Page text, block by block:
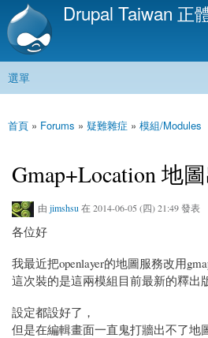
移
內
Drupal Taiwan 正
主選單
選單
您在這裡
首頁 » Forums » 疑難雜症 » 模組/Modules
Gmap+Location 地
由jimshsu 在 2014-06-05 (四) 21:49 發表
各位好
我最近把openlayer的地圖服務改用
這次裝的是這兩模組目前最新的釋出
設定都設好了，
但是在編輯畫面一直鬼打牆出不了地